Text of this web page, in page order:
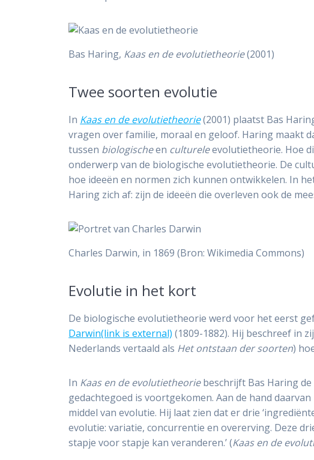
Bas Haring, Kaas en de evolutietheorie(2001)
Twee soorten evolutie
In Kaas en de evolutietheorie(2001) plaatst Bas
vragen over familie, moraal en geloof. Haring maakt
tussen biologischeen cultureleevolutietheorie. Hoe
onderwerp van de biologische evolutietheorie. De
hoe ideeën en normen zich kunnen ontwikkelen. In
Haring zich af: zijn de ideeën die overleven ook de
Charles Darwin, in 1869 (Bron: Wikimedia Commons)
Evolutie in het kort
De biologische evolutietheorie werd voor het eerst
Darwin(link is external) (1809-1882). Hij beschreef in
Nederlands vertaald als Het ontstaan der soorten)
In Kaas en de evolutietheoriebeschrijft Bas Haring
gedachtegoed is voortgekomen. Aan de hand
middel van evolutie. Hij laat zien dat er drie
evolutie: variatie, concurrentie en overerving. Deze
stapje voor stapje kan veranderen.’ (Kaas en de